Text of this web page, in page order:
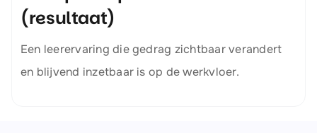
(resultaat)
Een leerervaring die gedrag zichtbaar verandert
en blijvend inzetbaar is op de werkvloer.